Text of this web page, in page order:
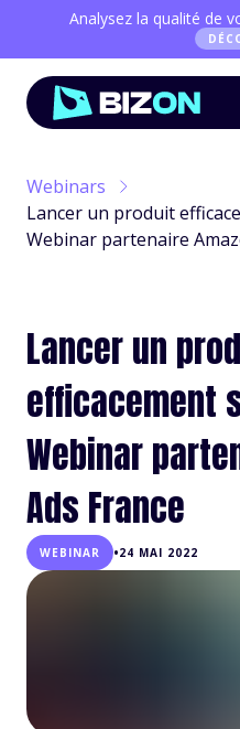
Analysez la qualité de
Webinars
Lancer un produit
Webinar partenaire
Lancer un
efficacement
Webinar
Ads France
WEBINAR •24 MAI 2022